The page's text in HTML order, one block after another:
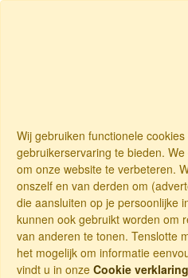
Wij gebruiken functionele
gebruikerservaring te bieden.
om onze website te verbeteren.
onszelf en van derden om
die aansluiten op je persoonlijke
kunnen ook gebruikt worden om
van anderen te tonen. Tenslotte
het mogelijk om informatie
vindt u in onze Cookie verklaring